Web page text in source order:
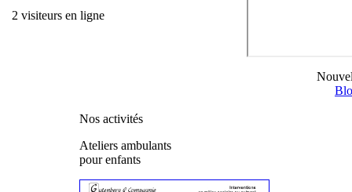
2 visiteurs en ligne
Nos activités
Ateliers ambulants
pour enfants